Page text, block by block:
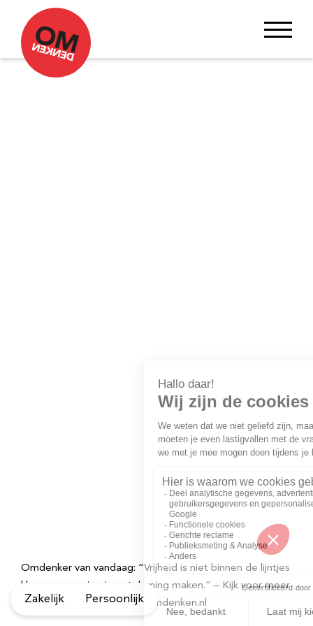
Omdenker van vandaag: “Vrijheid is niet binnen de lijntjes
kleuren, maar je eigen tekening maken.” – Kijk voor meer
inspirerende spreuken op Omdenken.nl
Zakelijk Persoonlijk